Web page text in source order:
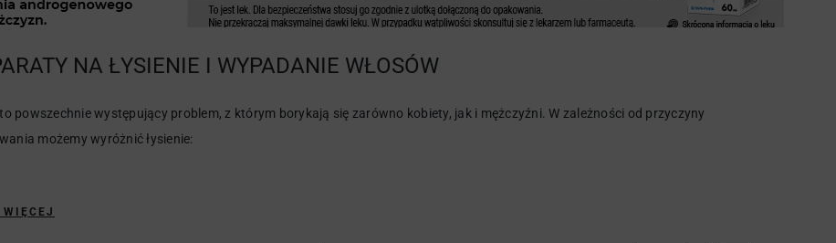
NA ŁYSIENIE I WYPADANIE WŁOSÓW
powszechnie występujący problem, z którym borykają się zarówno kobiety, jak i mężczyźni. W zależności od przyczyny
możemy wyróżnić łysienie: